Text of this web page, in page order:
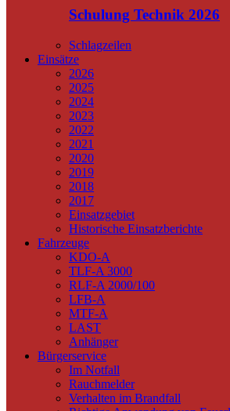
Schulung Technik 2026
Schlagzeilen
Einsätze
2026
2025
2024
2023
2022
2021
2020
2019
2018
2017
Einsatzgebiet
Historische Einsatzberichte
Fahrzeuge
KDO-A
TLF-A 3000
RLF-A 2000/100
LFB-A
MTF-A
LAST
Anhänger
Bürgerservice
Im Notfall
Rauchmelder
Verhalten im Brandfall